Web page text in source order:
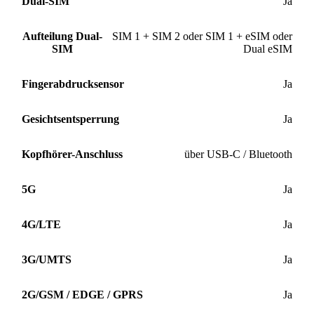
Aufteilung Dual-
SIM
SIM 1 + SIM 2 oder SIM 1 + eSIM oder
Dual eSIM
Fingerabdrucksensor Ja
Gesichtsentsperrung Ja
Kopfhörer-Anschluss über USB-C / Bluetooth
5G Ja
4G/LTE Ja
3G/UMTS Ja
2G/GSM / EDGE / GPRS Ja